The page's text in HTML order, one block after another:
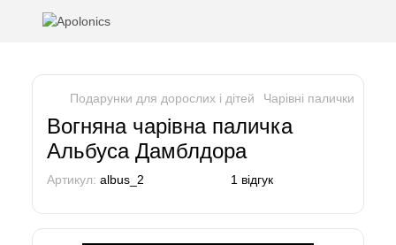
Подарунки для дорослих і дітей Чарівні палички
Вогняна чарівна паличка
Альбуса Дамблдора
Артикул: albus_2 1 відгук